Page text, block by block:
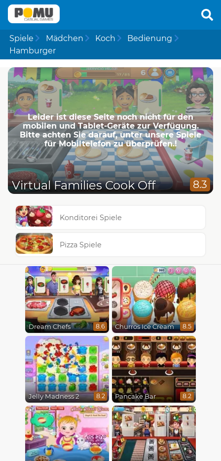
Spiele Mädchen Koch
Bedienung
Hamburger
Leider ist diese Seite noch nicht für den
mobilen und Tablet-Geräte zur Verfügung.
Bitte achten Sie darauf, unter unsere Spiele
für Mobiltelefon zu überprüfen.!
Virtual Families Cook Off 8.3
Konditorei Spiele
Pizza Spiele
Dream Chefs 8.6 Churros Ice Cream 8.5
Jelly Madness 2 8.2 Pancake Bar 8.2